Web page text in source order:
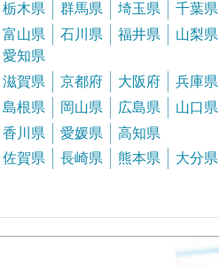
栃木県 群馬県 埼玉県 千葉県
富山県 石川県 福井県 山梨県
愛知県
滋賀県 京都府 大阪府 兵庫県
島根県 岡山県 広島県
山口県
香川県 愛媛県
高知県
佐賀県 長崎県 熊本県 大分県